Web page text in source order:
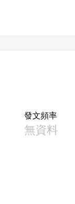
發文頻率
無資料